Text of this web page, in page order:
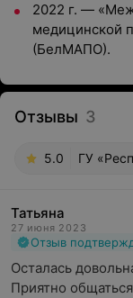
2022 г. —
медицинской
(БелМАПО).
Отзывы 3
5.0 ГУ
Татьяна
27 июня 2023
Отзыв
Осталась
Приятно